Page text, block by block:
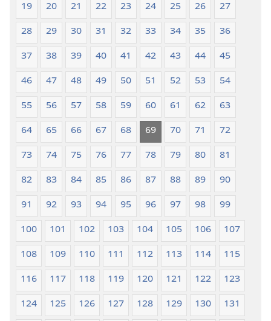
19
20 21 22 23 24 25 26
27
28
29 30 31 32 33 34 35
36
37
38 39 40 41 42 43 44
45
46
47 48 49 50 51 52 53
54
55
56 57 58 59 60 61 62
63
64
65 66 67 68 69 70 71
72
73
74 75 76 77 78 79 80
81
82
83 84 85 86 87 88 89
90
91
92 93 94 95 96 97 98
99
100
101 102 103 104 105 106
107
108
109 110 111 112 113 114
115
116
117 118 119 120 121 122
123
124
125 126 127 128 129 130
131